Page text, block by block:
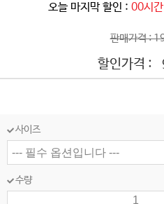
오늘 마지막 할인 : 00시
판매가격 :
할인가격 :
사이즈
수량